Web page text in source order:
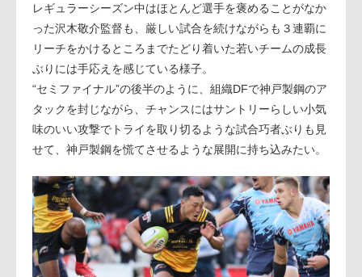
レギュラーシーズン中はほとんど選手を褒めることがなか
った沢木敬介監督も、厳しい試合を続けながらも３連覇に
リーチをかけるところまでたどり着いた若いチームの成長
ぶりには手応えを感じている様子。
“セミファイナル”の後半のように、組織DFで神戸製鋼のア
タックを封じながら、チャンスにはサントリーらしい小気
味のいい攻撃でトライを取り切るような試合巧者ぶりも見
せて、神戸製鋼を慌てさせるような展開に持ち込みたい。